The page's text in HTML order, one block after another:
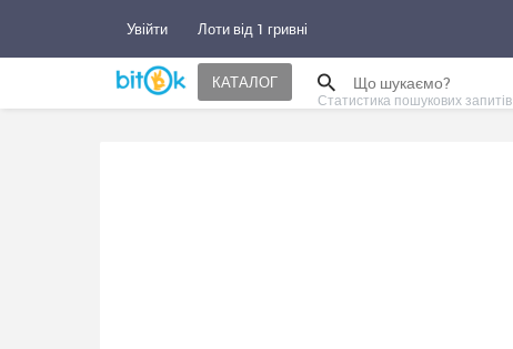
Увійти Лоти від 1 гривні
КАТАЛОГ
Статистика пошукових запитів